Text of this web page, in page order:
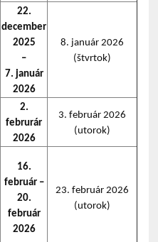
22.
december
2025
–
7. január
2026
8. január 2026
(štvrtok)
2.
februrár
2026
3. február 2026
(utorok)
16.
február –
20.
február
2026
23. február 2026
(utorok)